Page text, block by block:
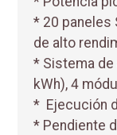
* 20 paneles
de alto
* Sistema de
kWh), 4
* Ejecución
* Pendiente